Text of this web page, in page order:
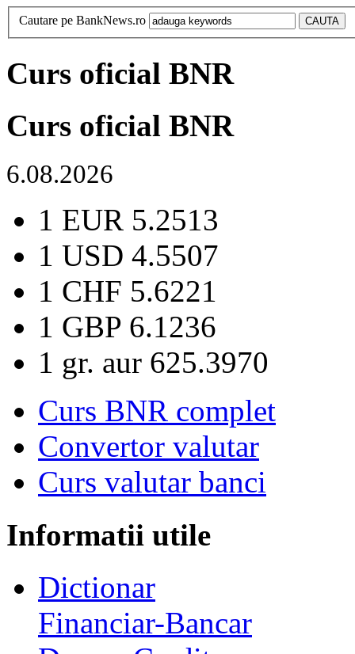
Cautare pe BankNews.ro
Curs oficial BNR
Curs oficial BNR
6.08.2026
1 EUR 5.2513
1 USD 4.5507
1 CHF 5.6221
1 GBP 6.1236
1 gr. aur 625.3970
Curs BNR complet
Convertor valutar
Curs valutar banci
Informatii utile
Dictionar
Financiar-Bancar